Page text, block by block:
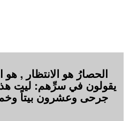
الحصارُ هو الانتظار ,
يقولون في سرِّهم: ليت هذا
جرحى وعشرون بيتاً